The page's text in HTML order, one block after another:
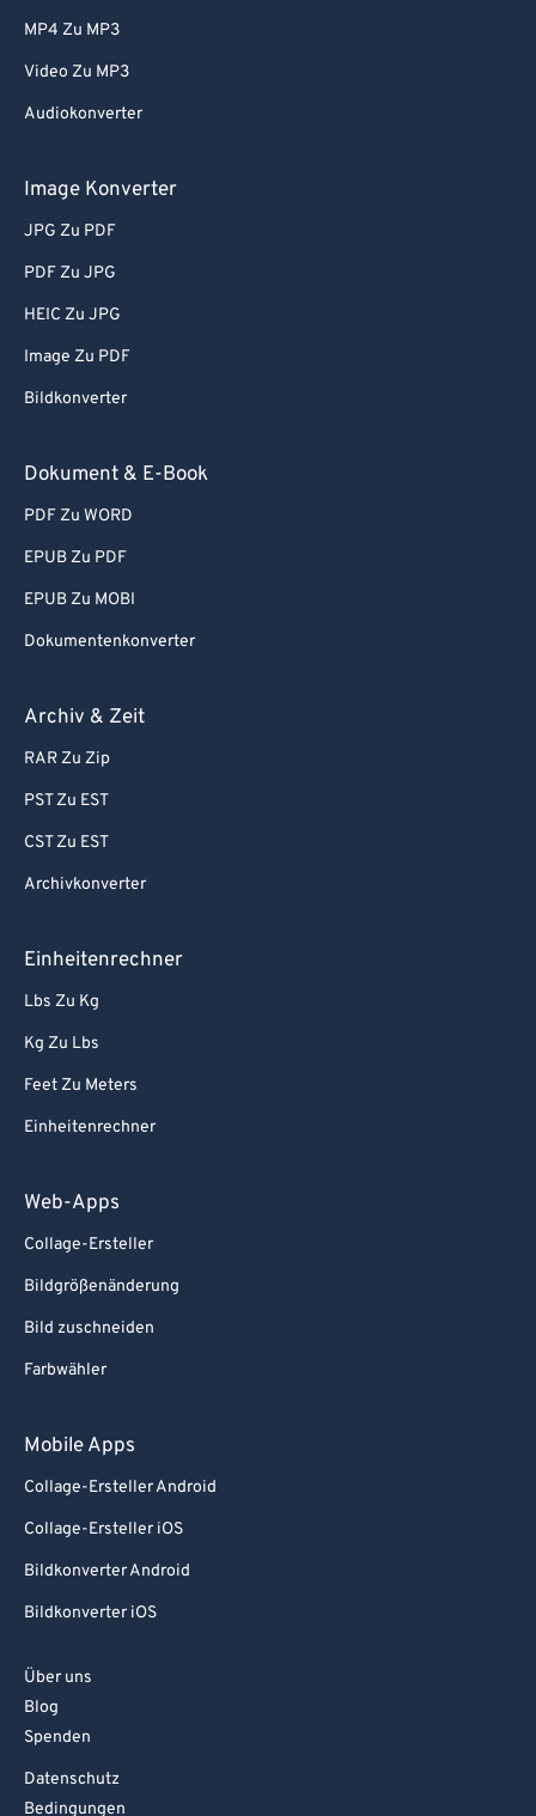
MP4 Zu MP3
Video Zu MP3
Audiokonverter
Image Konverter
JPG Zu PDF
PDF Zu JPG
HEIC Zu JPG
Image Zu PDF
Bildkonverter
Dokument & E-Book
PDF Zu WORD
EPUB Zu PDF
EPUB Zu MOBI
Dokumentenkonverter
Archiv & Zeit
RAR Zu Zip
PST Zu EST
CST Zu EST
Archivkonverter
Einheitenrechner
Lbs Zu Kg
Kg Zu Lbs
Feet Zu Meters
Einheitenrechner
Web-Apps
Collage-Ersteller
Bildgrößenänderung
Bild zuschneiden
Farbwähler
Mobile Apps
Collage-Ersteller Android
Collage-Ersteller iOS
Bildkonverter Android
Bildkonverter iOS
Über uns
Blog
Spenden
Datenschutz
Bedingungen